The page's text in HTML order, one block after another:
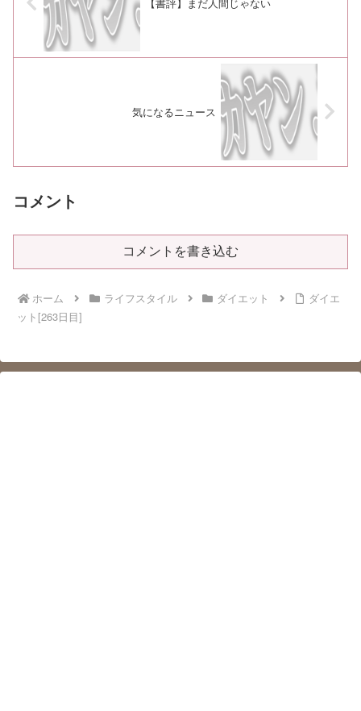
【書評】まだ人間じゃない
気になるニュース
コメント
コメントを書き込む
ホーム ライフスタイル ダイエット
ダイエ
ット[263日目]